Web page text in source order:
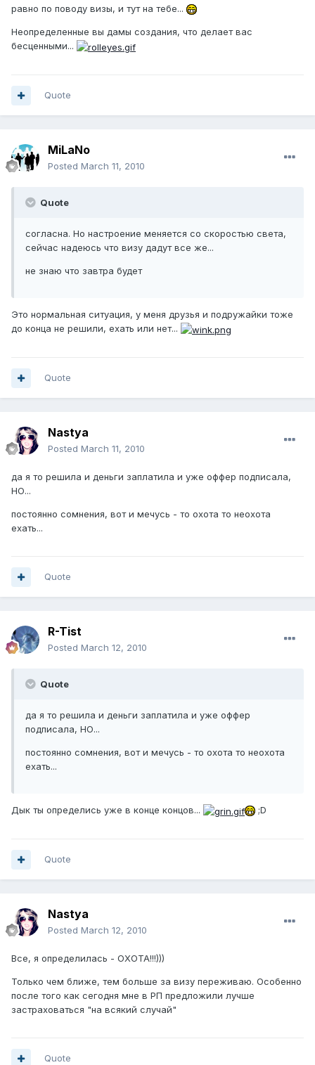
равно по поводу визы, и тут на тебе...
Неопределенные вы дамы создания, что делает вас
бесценными...
Quote
MiLaNo
Posted March 11, 2010
Quote
согласна. Но настроение меняется со скоростью света,
сейчас надеюсь что визу дадут все же...
не знаю что завтра будет
Это нормальная ситуация, у меня друзья и подружайки тоже
до конца не решили, ехать или нет...
Quote
Nastya
Posted March 11, 2010
да я то решила и деньги заплатила и уже оффер подписала,
НО...
постоянно сомнения, вот и мечусь - то охота то неохота
ехать...
Quote
R-Tist
Posted March 12, 2010
Quote
да я то решила и деньги заплатила и уже оффер
подписала, НО...
постоянно сомнения, вот и мечусь - то охота то неохота
ехать...
Дык ты определись уже в конце концов... ;D
Quote
Nastya
Posted March 12, 2010
Все, я определилась - ОХОТА!!!)))
Только чем ближе, тем больше за визу переживаю. Особенно
после того как сегодня мне в РП предложили лучше
застраховаться "на всякий случай"
Quote